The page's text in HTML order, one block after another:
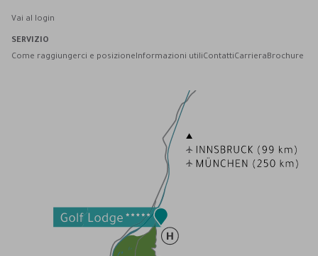
Vai al login
SERVIZIO
Come raggiungerci e posizioneInformazioni utiliContattiCarrieraBrochure